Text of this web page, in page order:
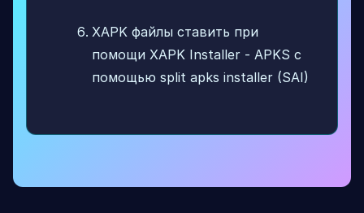
XAPK файлы ставить при
помощи XAPK Installer - APKS с
помощью split apks installer (SAI)